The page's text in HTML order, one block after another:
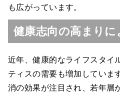
も広がっています。
健康志向の高まりに
近年、健康的なライフスタイ
ティスの需要も増加していま
消の効果が注目され、若年層